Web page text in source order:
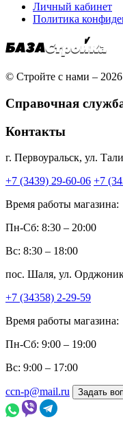
Личный кабинет
Политика
© Стройте с нами – 2026
Справочная
Контакты
г. Первоуральск, ул.
+7 (3439) 29-60-06 +7
Время работы магазина:
Пн-Сб: 8:30 – 20:00
Вс: 8:30 – 18:00
пос. Шаля, ул.
+7 (34358) 2-29-59
Время работы магазина:
Пн-Сб: 9:00 – 19:00
Вс: 9:00 – 17:00
ccn-p@mail.ru Задать